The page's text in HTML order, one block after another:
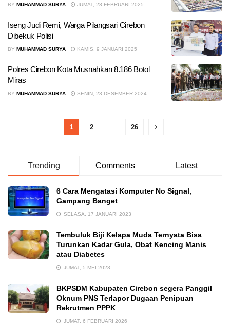
BY MUHAMMAD SURYA JUMAT, 28 FEBRUARI 2025
Iseng Judi Remi, Warga Pilangsari Cirebon
Dibekuk Polisi
BY MUHAMMAD SURYA KAMIS, 9 JANUARI 2025
Polres Cirebon Kota Musnahkan 8.186 Botol
Miras
BY MUHAMMAD SURYA SENIN, 23 DESEMBER 2024
1 2 26
Trending Comments Latest
6 Cara Mengatasi Komputer No Signal,
Gampang Banget
SELASA, 17 JANUARI 2023
Tembuluk Biji Kelapa Muda Ternyata Bisa
Turunkan Kadar Gula, Obat Kencing Manis
atau Diabetes
JUMAT, 5 MEI 2023
BKPSDM Kabupaten Cirebon segera Panggil
Oknum PNS Terlapor Dugaan Penipuan
Rekrutmen PPPK
JUMAT, 6 FEBRUARI 2026